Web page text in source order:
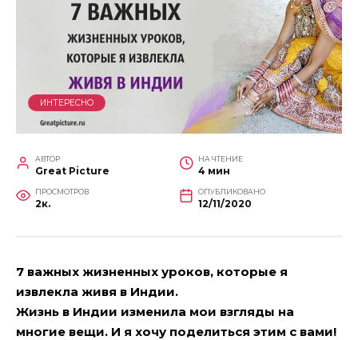
ИНТЕРЕСНО
АВТОР
Great Picture
НА ЧТЕНИЕ
4 мин
ПРОСМОТРОВ
2к.
ОПУБЛИКОВАНО
12/11/2020
7 важных жизненных уроков, которые я
извлекла живя в Индии.
Жизнь в Индии изменила мои взгляды на
многие вещи. И я хочу поделиться этим с вами!